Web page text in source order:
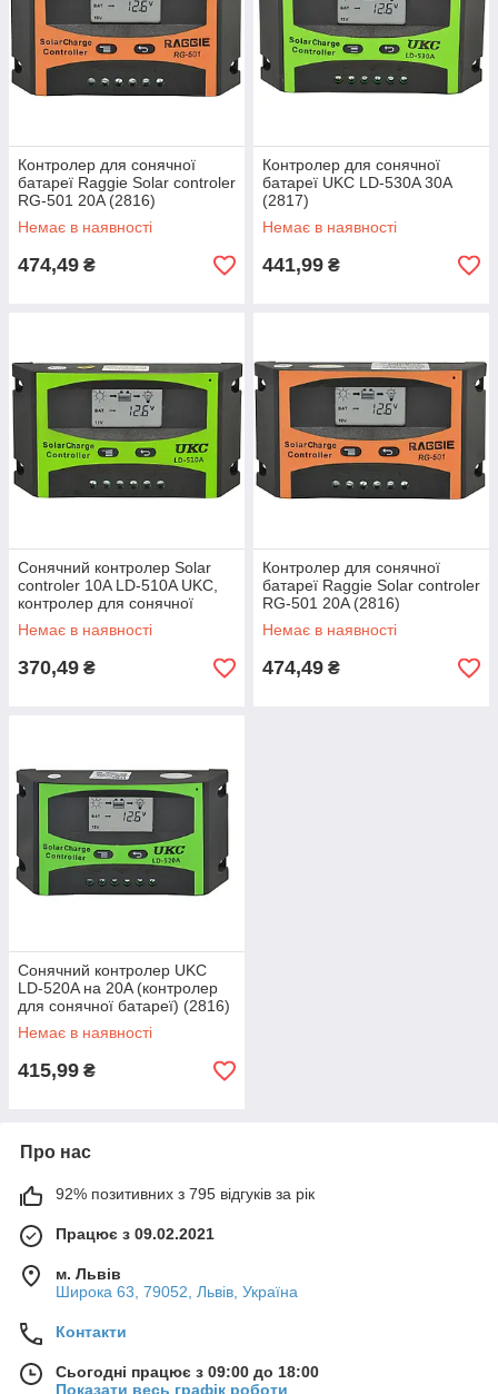
Контролер для сонячної
батареї Raggie Solar controler
RG-501 20A (2816)
Немає в наявності
474,49 ₴
Контролер для сонячної
батареї UKC LD-530A 30A
(2817)
Немає в наявності
441,99 ₴
Сонячний контролер Solar
controler 10A LD-510A UKC,
контролер для сонячної
батареї (2836)
Немає в наявності
370,49 ₴
Контролер для сонячної
батареї Raggie Solar controler
RG-501 20A (2816)
Немає в наявності
474,49 ₴
Сонячний контролер UKC
LD-520A на 20A (контролер
для сонячної батареї) (2816)
Немає в наявності
415,99 ₴
Про нас
92% позитивних з 795 відгуків за рік
Працює з 09.02.2021
м. Львів
Широка 63, 79052, Львів, Україна
Контакти
Сьогодні працює з 09:00 до 18:00
Показати весь графік роботи